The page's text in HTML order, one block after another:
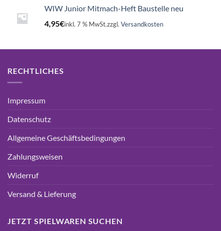
WIW Junior Mitmach-Heft Baustelle neu
4,95€inkl. 7 % MwSt.zzgl. Versandkosten
RECHTLICHES
Impressum
Datenschutz
Allgemeine Geschäftsbedingungen
Zahlungsweisen
Widerruf
Versand & Lieferung
JETZT SPIELWAREN SUCHEN